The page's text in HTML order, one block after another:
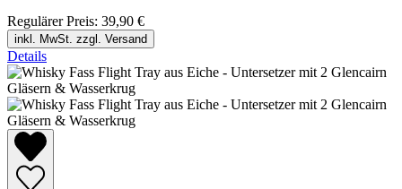
Regulärer Preis: 39,90 €
inkl. MwSt. zzgl. Versand
Details